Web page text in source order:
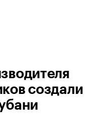
создали